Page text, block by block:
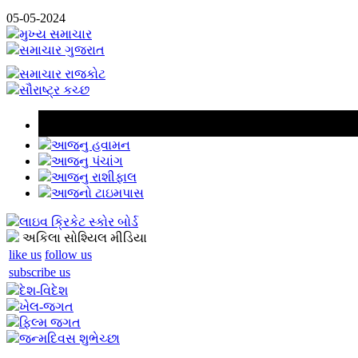
05-05-2024
મુખ્ય સમાચાર
સમાચાર ગુજરાત
સમાચાર રાજકોટ
સૌરાષ્ટ્ર કચ્છ
આજનુ હવામન
આજનુ પંચાંગ
આજનુ રાશીફાલ
આજનો ટાઇમપાસ
લાઇવ ક્રિકેટ સ્કોર બોર્ડ
અકિલા સોશ્યિલ મીડિયા
like us follow us
subscribe us
દેશ-વિદેશ
ખેલ-જગત
ફિલ્મ જગત
જન્મદિવસ શુભેચ્છા